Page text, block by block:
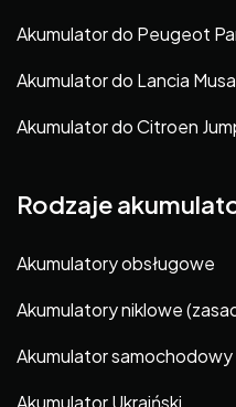
Akumulator do Peugeot
Akumulator do Lancia
Akumulator do Citroen
Rodzaje
Akumulatory obsługowe
Akumulatory niklowe
Akumulator samochodowy
Akumulator Ukraiński